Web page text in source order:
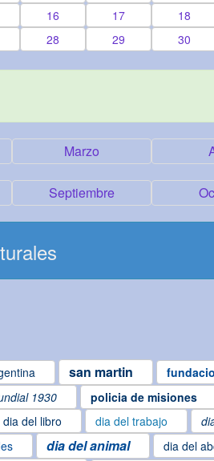
16 17 18
28 29 30
Marzo
Septiembre
san martin
1930 policia de misiones
dia del libro dia del trabajo
dia del animal dia del